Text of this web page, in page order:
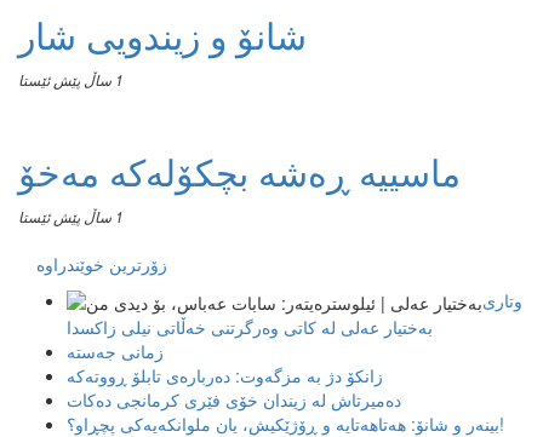
شانۆ و زیندویی شار
1 ساڵ پێش ئێستا
ماسییه ڕەشە بچکۆلەکە مەخۆ
1 ساڵ پێش ئێستا
زۆرترین خوێندراوە
وتاری
بەختیار عەلی لە کاتی وەرگرتنی خەڵاتی نیلی زاکسدا
زمانی جەستە
زانکۆ دژ بە مزگەوت: دەربارەى تابلۆ ڕووتەکە
ده‌میرتاش له‌ زیندان خۆی فێری كرمانجی ده‌كات
بینەر و شانۆ: هەتاھەتایە و ڕۆژێکیش، یان ملوانکەیەکی پچڕاو؟!